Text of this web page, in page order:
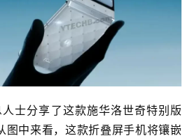
士分享了这款施华洛世奇特别版
图中来看，这款折叠屏手机将镶嵌